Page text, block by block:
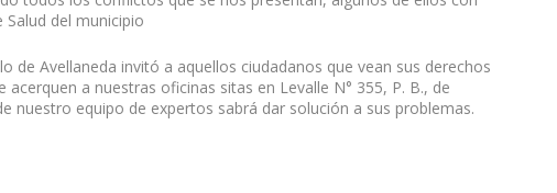
del municipio
de Avellaneda invitó a aquellos ciudadanos que vean sus derechos
a nuestras oficinas sitas en Levalle N° 355, P. B., de
nuestro equipo de expertos sabrá dar solución a sus problemas.